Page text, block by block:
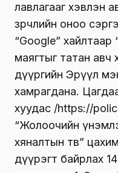
лавлагааг хэвлэн
зөрчлийн оноо
“Google”
маягтыг татан авч
дүүргийн Эрүүл
хамрагдана.
хуудас /https://
“Жолоочийн
хяналтын төв”
дүүрэгт байрлах